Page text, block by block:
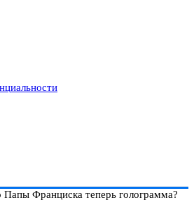
Папы Франциска теперь голограмма?